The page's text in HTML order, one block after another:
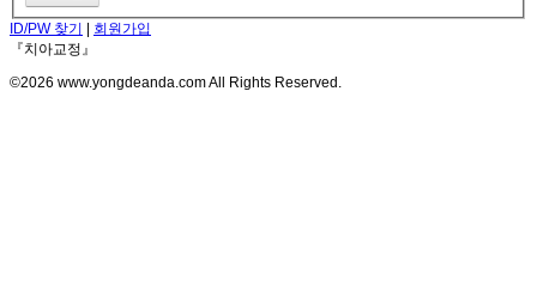
ID/PW 찾기 | 회원가입
『치아교정』
©2026 www.yongdeanda.com All Rights Reserved.